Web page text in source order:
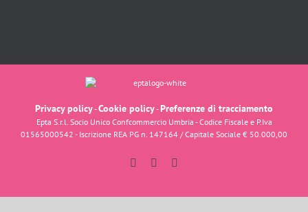
Privacy policy-Cookie policy-Preferenze di tracciamento
Epta S.r.l. Socio Unico Confcommercio Umbria - Codice Fiscale e P.Iva
01565000542 - Iscrizione REA PG n. 147164 / Capitale Sociale € 50.000,00
FacebookInstagram